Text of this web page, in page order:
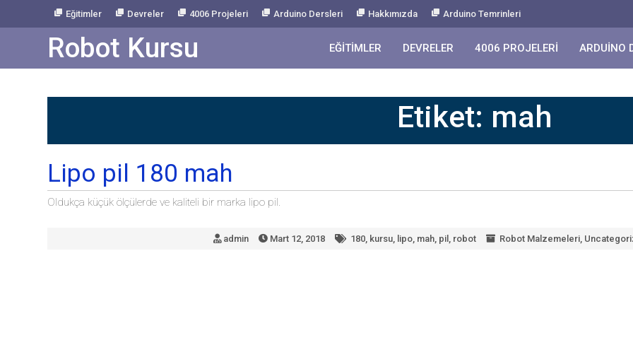
Eğitimler Devreler 4006 Projeleri Arduino Dersleri Hakkımızda Arduino Temrinleri
Robot Kursu EĞITIMLER DEVRELER 4006 PROJELERI ARDUINO
Etiket: mah
Lipo pil 180 mah
Oldukça küçük ölçülerde ve kaliteli bir marka lipo pil.
admin Mart 12, 2018 180, kursu, lipo, mah, pil , robot Robot Malzemeleri,